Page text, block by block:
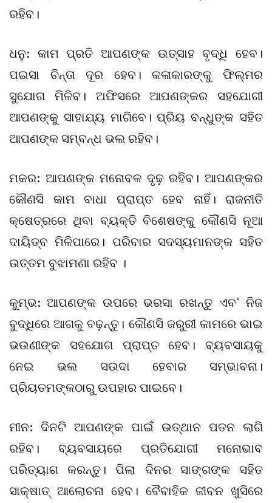
ରହିବ।
ଧନୁ: କାମ ପ୍ରତି ଆପଣଙ୍କ ଉତ୍ସାହ ବୃଦ୍ଧି ହେବ।
ପଇସା ଚିନ୍ତା ଦୂର ହେବ। କଳାକାରଙ୍କୁ ଫିଲ୍ମର
ସୁଯୋଗ ମିଳିବ। ଅଫିସରେ ଆପଣଙ୍କର ସହଯୋଗୀ
ଆପଣଙ୍କୁ ସାହାଯ୍ୟ ମାଗିବେ। ପ୍ରିୟ ବନ୍ଧୁଙ୍କ ସହିତ
ଆପଣଙ୍କ ସମ୍ବନ୍ଧ ଭଲ ରହିବ।
ମକର: ଆପଣଙ୍କ ମନୋବଳ ଦୃଢ଼ ରହିବ। ଆପଣଙ୍କର
କୌଣସି କାମ ବାଧା ପ୍ରାପ୍ତ ହେବ ନାହିଁ। ରାଜନୀତି
କ୍ଷେତ୍ରରେ ଥିବା ବ୍ୟକ୍ତି ବିଶେଷଙ୍କୁ କୌଣସି ନୂଆ
ଦାୟିତ୍ବ ମିଳିପାରେ। ପରିବାର ସଦସ୍ୟମାନଙ୍କ ସହିତ
ଉତ୍ତମ ବୁଝାମଣା ରହିବ ।
କୁମ୍ଭ: ଆପଣଙ୍କ ଉପରେ ଭରସା ରଖନ୍ତୁ ଏବ˚ ନିଜ
ବୁଦ୍ଧିରେ ଆଗକୁ ବଢ଼ନ୍ତୁ। କୌଣସି ଜରୁରୀ କାମରେ ଭାଇ
ଭଉଣୀଙ୍କ ସହଯୋଗ ପ୍ରାପ୍ତ ହେବ। ବ୍ୟବସାୟକୁ
ନେଇ ଭଲ ସଉଦା ହେବାର ସମ୍ଭାବନା।
ପ୍ରିୟତମଙ୍କଠାରୁ ଉପହାର ପାଇବେ।
ମୀନ: ଦିନଟି ଆପଣଙ୍କ ପାଇଁ ଉତ୍‌ଥାନ ପତନ ଲାଗି
ରହିବ। ବ୍ୟବସାୟରେ ପ୍ରତିଯୋଗୀ ମନୋଭାବ
ପରିତ୍ୟାଗ କରନ୍ତୁ। ପିଲା ଦିନର ସାଙ୍ଗଙ୍କ ସହିତ
ସାକ୍ଷାତ୍‌ ଆଲୋଚନା ହେବ। ବୈବାହିକ ଜୀବନ ଖୁସିରେ